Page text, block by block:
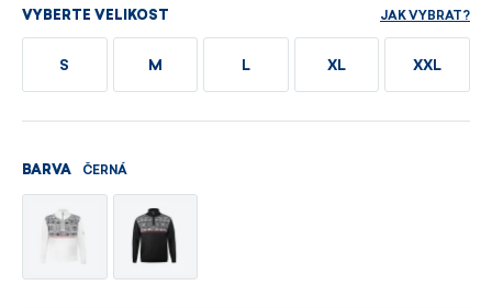
VYBERTE VELIKOST JAK VYBRAT?
S M L XL XXL
BARVA ČERNÁ